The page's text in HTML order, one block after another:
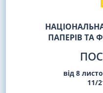
ПАПЕРІВ ТА
від 8
11/